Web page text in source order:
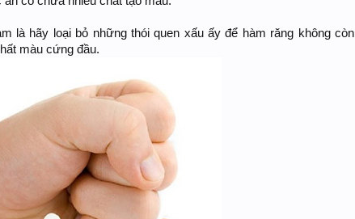
là hãy loại bỏ những thói quen xấu ấy để hàm răng không còn
màu cứng đầu.